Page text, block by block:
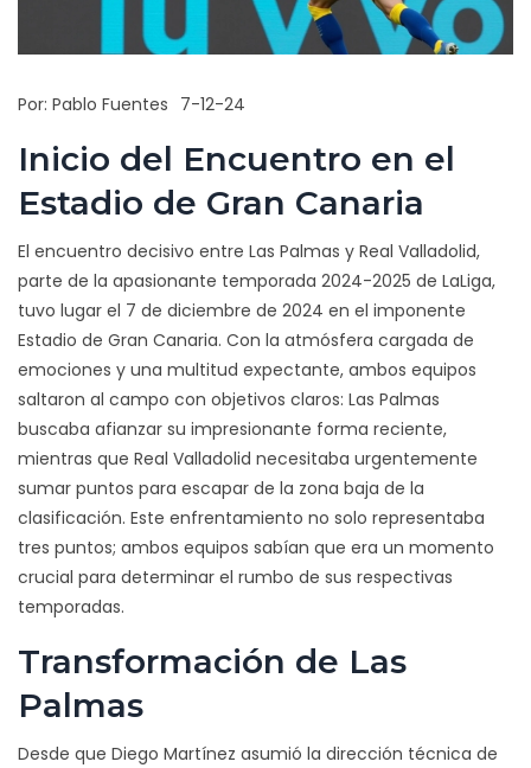
Por: Pablo Fuentes 7-12-24
Inicio del Encuentro en el
Estadio de Gran Canaria
El encuentro decisivo entre Las Palmas y Real Valladolid,
parte de la apasionante temporada 2024-2025 de LaLiga,
tuvo lugar el 7 de diciembre de 2024 en el imponente
Estadio de Gran Canaria. Con la atmósfera cargada de
emociones y una multitud expectante, ambos equipos
saltaron al campo con objetivos claros: Las Palmas
buscaba afianzar su impresionante forma reciente,
mientras que Real Valladolid necesitaba urgentemente
sumar puntos para escapar de la zona baja de la
clasificación. Este enfrentamiento no solo representaba
tres puntos; ambos equipos sabían que era un momento
crucial para determinar el rumbo de sus respectivas
temporadas.
Transformación de Las
Palmas
Desde que Diego Martínez asumió la dirección técnica de